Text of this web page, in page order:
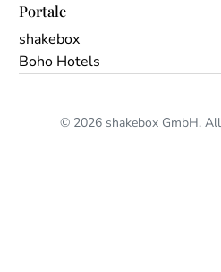
Portale
shakebox
Boho Hotels
© 2026 shakebox GmbH.